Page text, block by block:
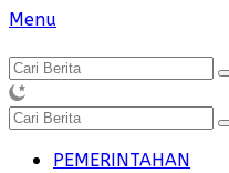
Langsung
konten
Menu
PEMERINTAHAN